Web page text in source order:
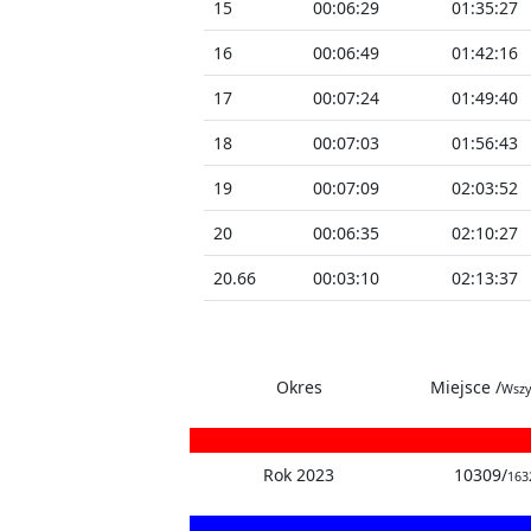
15 00:06:29
01:35:27
16
00:06:49
01:42:16
17
00:07:24
01:49:40
18
00:07:03
01:56:43
19
00:07:09
02:03:52
20
00:06:35
02:10:27
20.66
00:03:10 02:13:37
Okres Miejsce /
Rok 2023 10309/